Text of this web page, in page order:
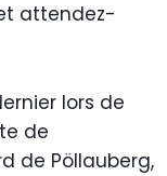
attendez-
lors de
de
de Pöllauberg,